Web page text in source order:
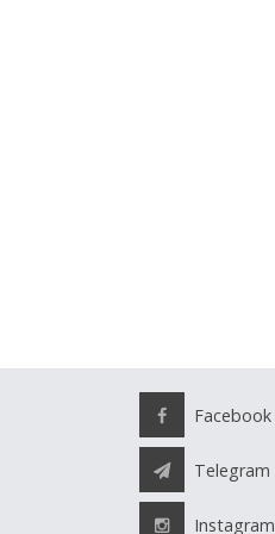
Facebook
Telegram
Instagram